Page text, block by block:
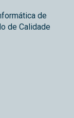
de
de Calidade